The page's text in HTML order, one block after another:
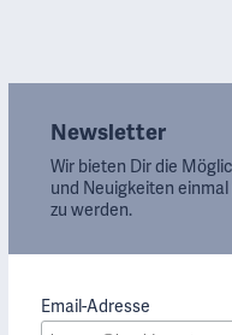
Newsletter
Wir bieten Dir die
und Neuigkeiten
zu werden.
Email-Adresse